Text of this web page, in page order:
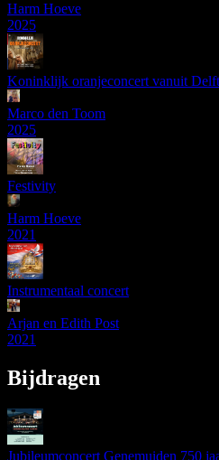
Harm Hoeve
2025
Koninklijk oranjeconcert vanuit Delft
Marco den Toom
2025
Festivity
Harm Hoeve
2021
Instrumentaal concert
Arjan en Edith Post
2021
Bijdragen
Jubileumconcert Genemuiden 750